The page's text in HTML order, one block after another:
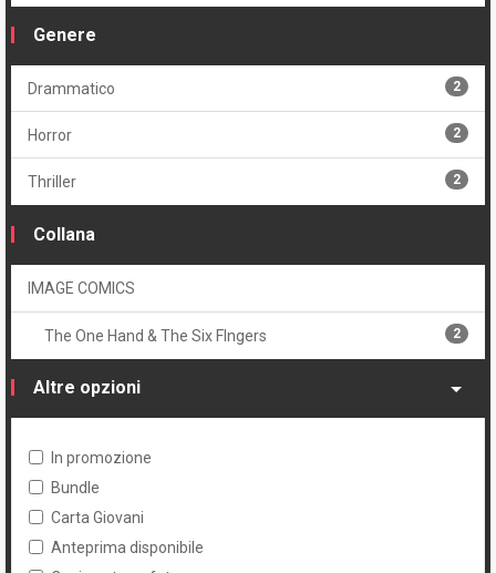
Genere
Drammatico 2
Horror 2
Thriller 2
Collana
IMAGE COMICS
The One Hand & The Six FIngers 2
Altre opzioni
In promozione
Bundle
Carta Giovani
Anteprima disponibile